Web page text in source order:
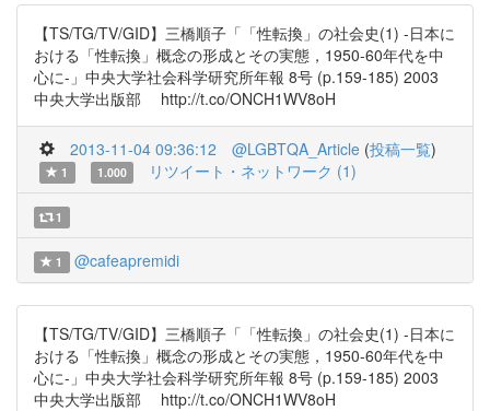
【TS/TG/TV/GID】三橋順子「「性転換」の社会史(1) -日本に
おける「性転換」概念の形成とその実態，1950-60年代を中
心に-」中央大学社会科学研究所年報 8号 (p.159-185) 2003
中央大学出版部 http://t.co/ONCH1WV8oH
2013-11-04 09:36:12 @LGBTQA_Article (投稿一覧)
1 1.000 リツイート・ネットワーク (1)
1
1 @cafeapremidi
【TS/TG/TV/GID】三橋順子「「性転換」の社会史(1) -日本に
おける「性転換」概念の形成とその実態，1950-60年代を中
心に-」中央大学社会科学研究所年報 8号 (p.159-185) 2003
中央大学出版部 http://t.co/ONCH1WV8oH